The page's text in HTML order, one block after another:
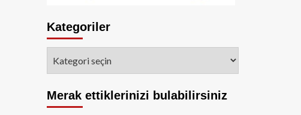
Kategoriler
Merak ettiklerinizi bulabilirsiniz